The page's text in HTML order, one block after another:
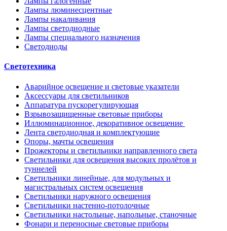
Лампы люминесцентные
Лампы накаливания
Лампы светодиодные
Лампы специального назначения
Светодиоды
Светотехника
Аварийное освещение и световые указатели
Аксессуары для светильников
Аппаратура пускорегулирующая
Взрывозащищенные световые приборы
Иллюминационное, декоративное освещение
Лента светодиодная и комплектующие
Опоры, мачты освещения
Прожекторы и светильники направленного света
Светильники для освещения высоких пролётов и
туннелей
Светильники линейные, для модульных и
магистральных систем освещения
Светильники наружного освещения
Светильники настенно-потолочные
Светильники настольные, напольные, станочные
Фонари и переносные световые приборы